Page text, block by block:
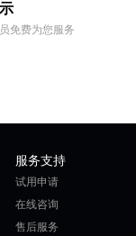
免费为您服务
服务支持
试用申请
在线咨询
售后服务